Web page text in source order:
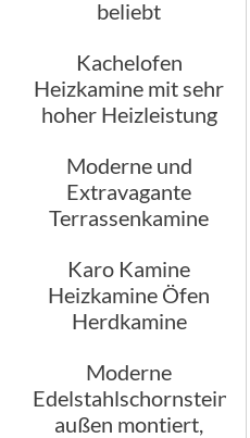
beliebt
Kachelofen
Heizkamine mit sehr
hoher Heizleistung
Moderne und
Extravagante
Terrassenkamine
Gasfeuer
Karo Kamine
Heizkamine Öfen
Herdkamine
Moderne
Edelstahlschornsteine,
außen montiert,